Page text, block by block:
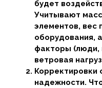
будет
Учитывают
элементов, вес
оборудования,
факторы (люди,
ветровая
Корректировки
надежности.